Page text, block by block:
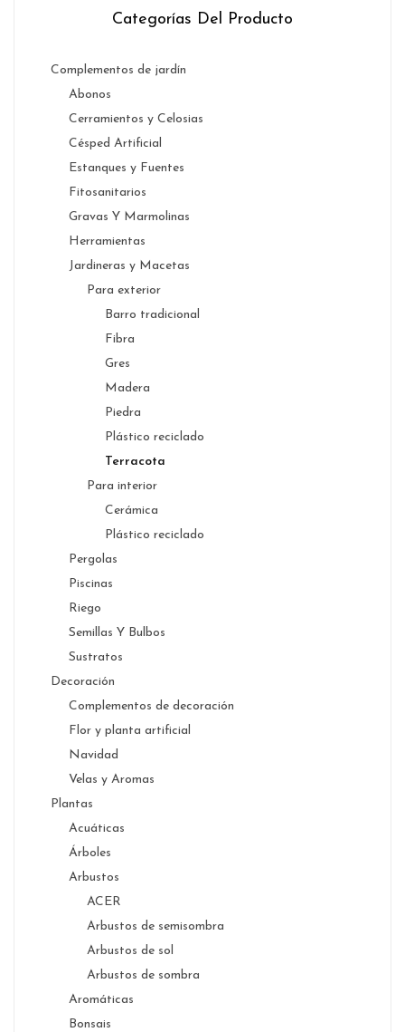
Categorías Del Producto
Complementos de jardín
Abonos
Cerramientos y Celosias
Césped Artificial
Estanques y Fuentes
Fitosanitarios
Gravas Y Marmolinas
Herramientas
Jardineras y Macetas
Para exterior
Barro tradicional
Fibra
Gres
Madera
Piedra
Plástico reciclado
Terracota
Para interior
Cerámica
Plástico reciclado
Pergolas
Piscinas
Riego
Semillas Y Bulbos
Sustratos
Decoración
Complementos de decoración
Flor y planta artificial
Navidad
Velas y Aromas
Plantas
Acuáticas
Árboles
Arbustos
ACER
Arbustos de semisombra
Arbustos de sol
Arbustos de sombra
Aromáticas
Bonsais